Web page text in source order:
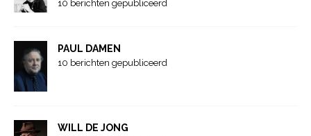
10 berichten gepubliceerd
PAUL DAMEN
10 berichten gepubliceerd
WILL DE JONG